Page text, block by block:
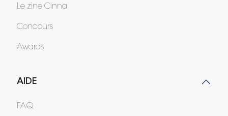
Le zine Cinna
Concours
Awards
AIDE
FAQ